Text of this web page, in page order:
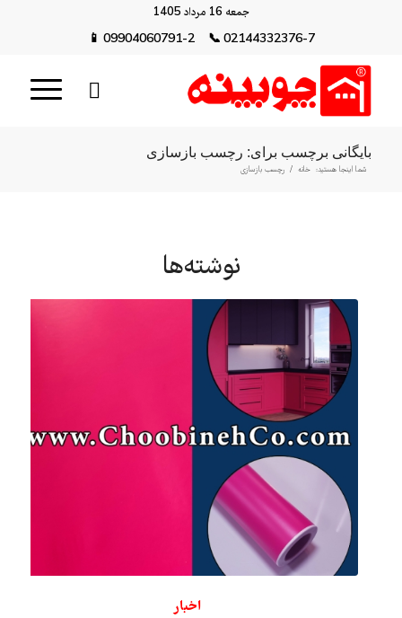
جمعه 16 مرداد 1405
02144332376-7
📞
09904060791-2
📱
بایگانی برچسب برای: رچسب بازسازی
شما اینجا هستید: خانه / رچسب بازسازی
نوشته‌ها
اخبار